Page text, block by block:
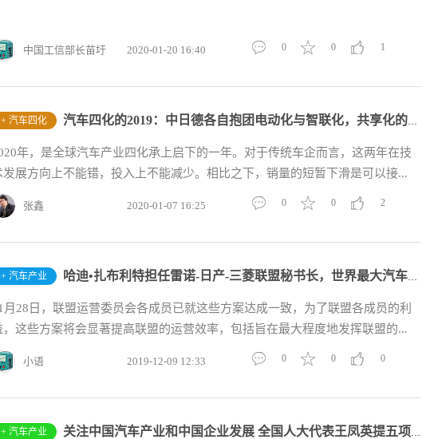
中国工信部长苗圩 2020-01-20 16:40 1
0
0
+ 汽车四化 汽车四化的2019：中日德各自抱团电动化与智联化，共享化的坑还很
年，是全球汽车产业四化承上启下的一年。对于传统车企而言，这两年在技
发展方向上不能错，投入上不能减少。相比之下，销量的短暂下滑是可以接...
张鑫 2020-01-07 16:25 2
0
0
+ 汽车产业 哈迪•扎布利特担任雷诺-日产-三菱联盟秘书长，世界最大汽车联盟
月28日，联盟运营委员会各成员已就这些方案达成一致，为了联盟各成员的利
，这些方案将会显著提高联盟的运营效率，包括旨在最大程度地发挥联盟的...
小语 2019-12-09 12:33 0
0
0
+ 汽车产业 关注中国汽车产业和中国企业发展 全国人大代表王凤英提五项议案